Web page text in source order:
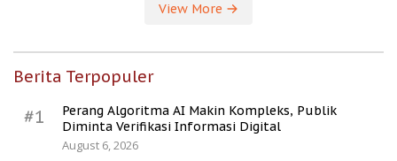
View More
Berita Terpopuler
#1
Perang Algoritma AI Makin Kompleks, Publik
Diminta Verifikasi Informasi Digital
August 6, 2026